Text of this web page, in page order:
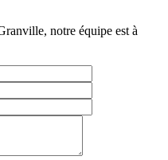
notre équipe est à